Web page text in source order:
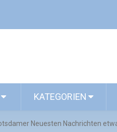
KATEGORIEN
Neuesten Nachrichten